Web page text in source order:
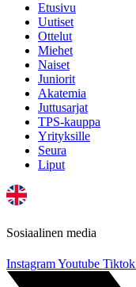
Etusivu
Uutiset
Ottelut
Miehet
Naiset
Juniorit
Akatemia
Juttusarjat
TPS-kauppa
Yrityksille
Seura
Liput
Sosiaalinen media
InstagramYoutube Tiktok